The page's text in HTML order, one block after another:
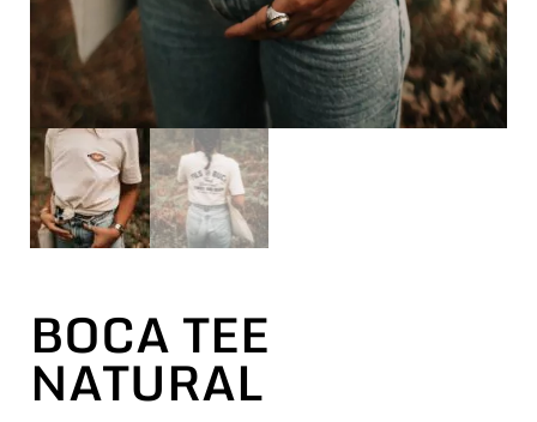
BOCA TEE
NATURAL